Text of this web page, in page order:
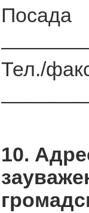
Посада
Тел./
10.